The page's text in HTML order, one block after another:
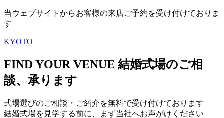
当ウェブサイトからお客様の来店ご予約を受け付けておりま
す
KYOTO
FIND YOUR VENUE 結婚式場のご相
談、承ります
式場選びのご相談・ご紹介を無料で受け付けております
結婚式場を見学する前に、まず当社へお声がけください